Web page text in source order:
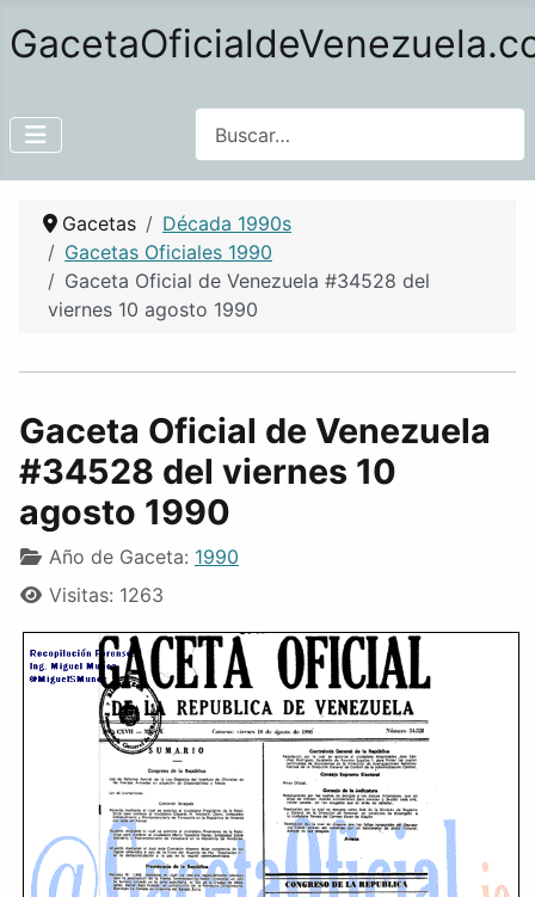
Gacetas
Década 1990s
Gacetas Oficiales 1990
Gaceta Oficial de Venezuela #34528 del
viernes 10 agosto 1990
Gaceta Oficial de Venezuela
#34528 del viernes 10
agosto 1990
Año de Gaceta: 1990
Visitas: 1263